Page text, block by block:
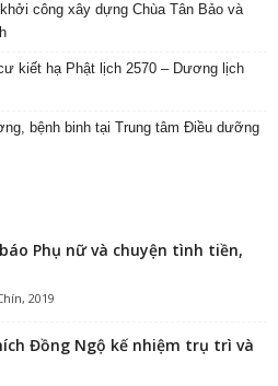
công xây dựng Chùa Tân Bảo và
kiết hạ Phật lịch 2570 – Dương lịch
bệnh binh tại Trung tâm Điều dưỡng
Phụ nữ và chuyện tình tiền,
2019
Đồng Ngộ kế nhiệm trụ trì và